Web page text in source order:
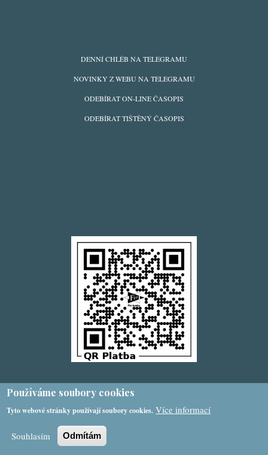
DENNÍ CHLÉB NA TELEGRAMU
NOVINKY Z WEBU NA TELEGRAMU
ODEBÍRAT ON-LINE ČASOPIS
ODEBÍRAT TIŠTĚNÝ ČASOPIS
Používáme soubory cookies
Tyto webové stránky používají soubory cookies. Více informací
Souhlasím Odmítám